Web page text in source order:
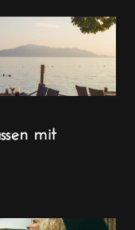
mit